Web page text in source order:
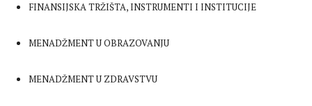
FINANSIJSKA TRŽIŠTA, INSTRUMENTI I INSTITUCIJE
MENADŽMENT U OBRAZOVANJU
MENADŽMENT U ZDRAVSTVU